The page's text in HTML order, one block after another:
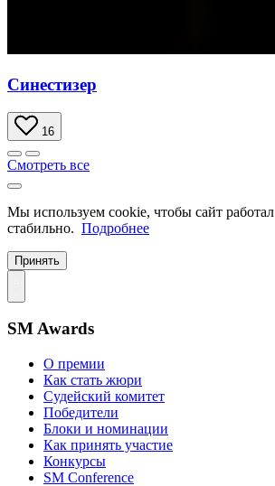
Синестизер
16
Смотреть все
Мы используем cookie, чтобы сайт работал
стабильно. Подробнее
Принять
SM Awards
О премии
Как стать жюри
Судейский комитет
Победители
Блоки и номинации
Как принять участие
Конкурсы
SM Conference